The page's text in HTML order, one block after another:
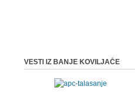
VESTI IZ BANJE KOVILJAČE